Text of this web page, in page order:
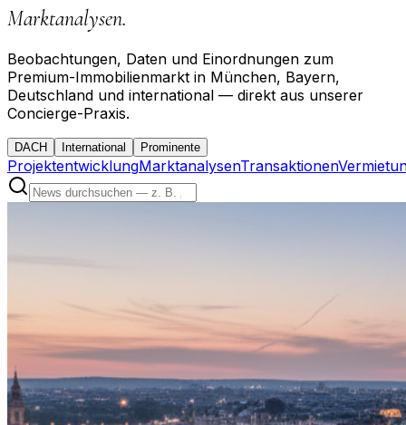
Marktanalysen.
Beobachtungen, Daten und Einordnungen zum
Premium-Immobilienmarkt in München, Bayern,
Deutschland und international — direkt aus unserer
Concierge-Praxis.
DACH International Prominente
ProjektentwicklungMarktanalysenTransaktionen